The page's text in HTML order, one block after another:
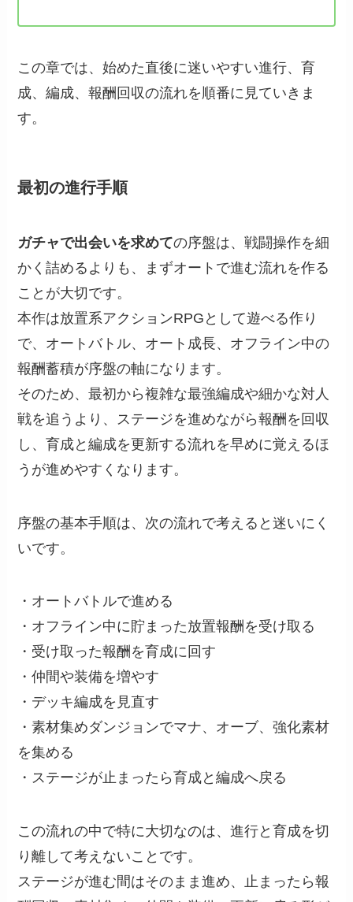
この章では、始めた直後に迷いやすい進行、育
成、編成、報酬回収の流れを順番に見ていきま
す。
最初の進行手順
ガチャで出会いを求めての序盤は、戦闘操作を細
かく詰めるよりも、まずオートで進む流れを作る
ことが大切です。
本作は放置系アクションRPGとして遊べる作り
で、オートバトル、オート成長、オフライン中の
報酬蓄積が序盤の軸になります。
そのため、最初から複雑な最強編成や細かな対人
戦を追うより、ステージを進めながら報酬を回収
し、育成と編成を更新する流れを早めに覚えるほ
うが進めやすくなります。
序盤の基本手順は、次の流れで考えると迷いにく
いです。
・オートバトルで進める
・オフライン中に貯まった放置報酬を受け取る
・受け取った報酬を育成に回す
・仲間や装備を増やす
・デッキ編成を見直す
・素材集めダンジョンでマナ、オーブ、強化素材
を集める
・ステージが止まったら育成と編成へ戻る
この流れの中で特に大切なのは、進行と育成を切
り離して考えないことです。
ステージが進む間はそのまま進め、止まったら報